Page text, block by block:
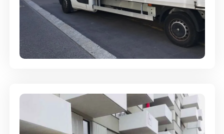
Full-Service - Für Privatumzüge